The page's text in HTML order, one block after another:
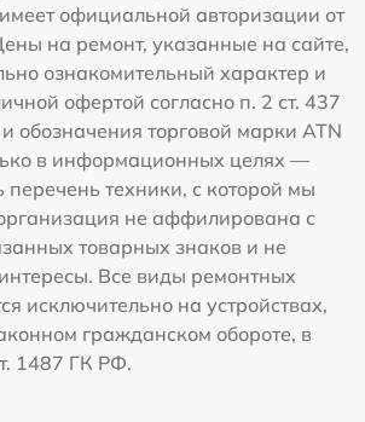
официальной авторизации от
на ремонт, указанные на сайте,
ознакомительный характер и
офертой согласно п. 2 ст. 437
обозначения торговой марки ATN
в информационных целях —
перечень техники, с которой мы
не аффилирована с
товарных знаков и не
Все виды ремонтных
исключительно на устройствах,
гражданском обороте, в
1487 ГК РФ.